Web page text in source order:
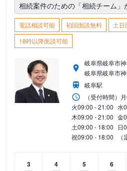
相続案件のための「相続チーム」
電話相談可能 初回面談無料
土日
18時以降面談可能
岐阜県岐阜市
岐阜県岐阜市
岐阜駅
（受付時間） 月
火09:00 - 21:00 水
木09:00 - 21:00 金
土09:00 - 18:00 日
祝09:00 - 18:00
3
4
5
6